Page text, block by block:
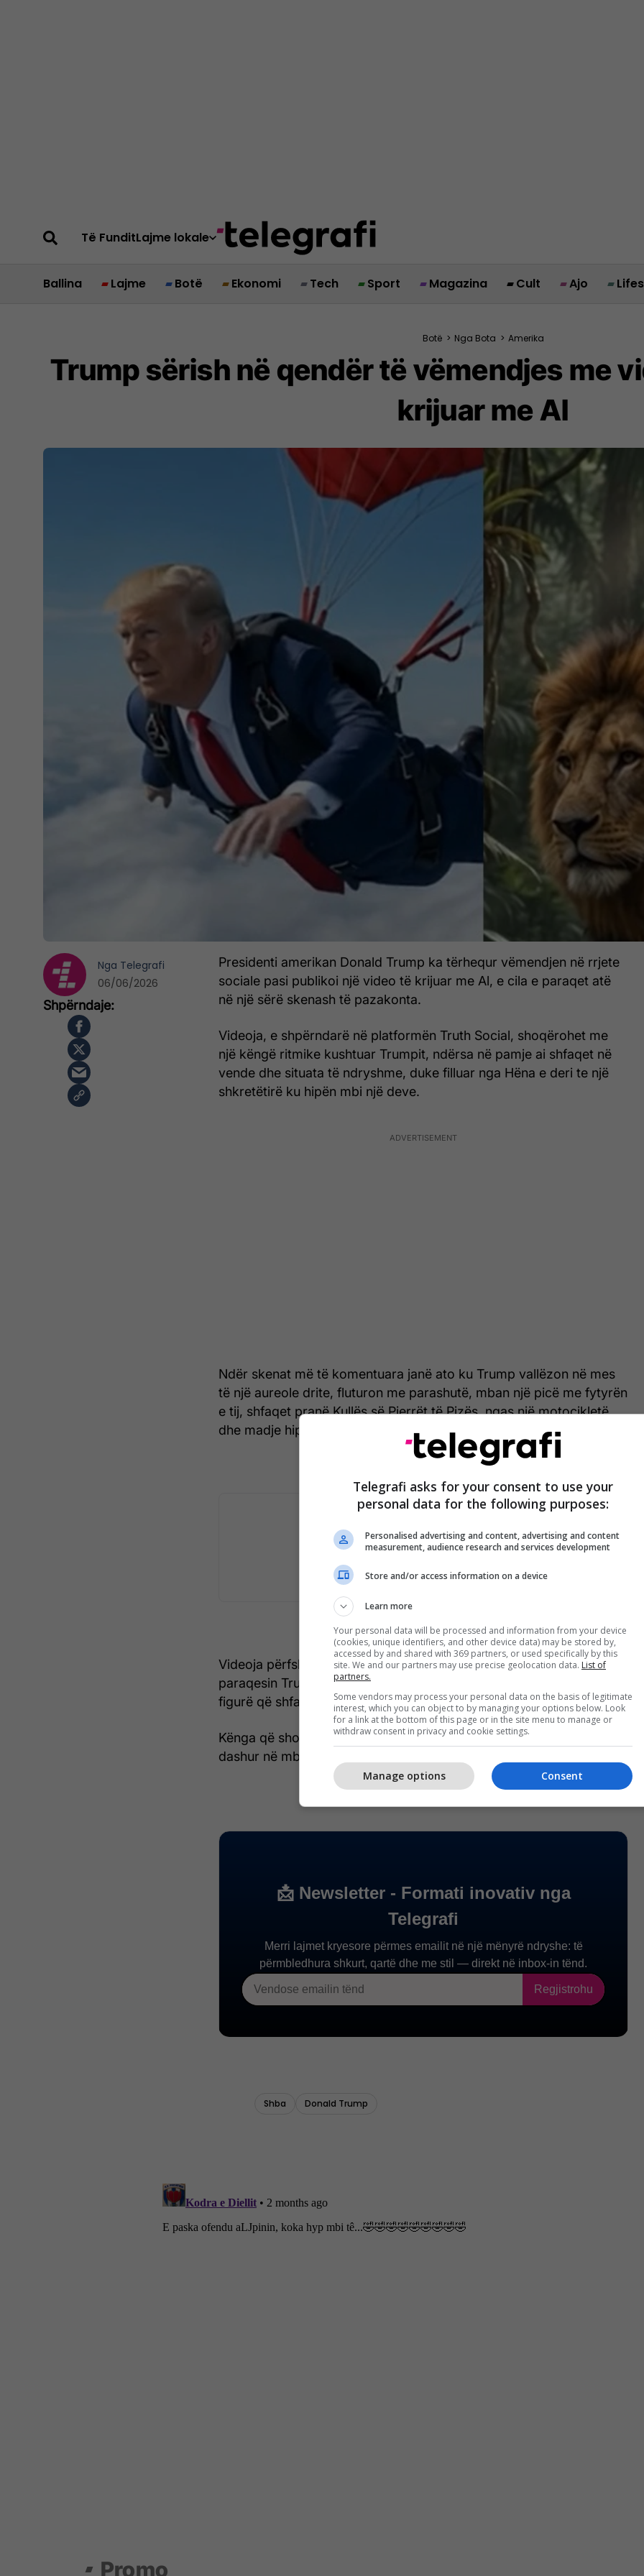
Të FunditLajme lokale
Ballina Lajme Botë Ekonomi Tech Sport Magazina Cult Ajo
Botë > Nga Bota > Amerika
Trump sërish në qendër të vëmendjes me
krijuar me AI
Presidenti amerikan Donald Trump ka tërhequr vëmendjen në rrjete
sociale pasi publikoi një video të krijuar me Al, e cila e paraqet atë
në një sërë skenash të pazakonta.
Videoja, e shpërndarë në platformën Truth Social, shoqërohet me
një këngë ritmike kushtuar Trumpit, ndërsa në pamje ai shfaqet në
vende dhe situata të ndryshme, duke filluar nga Hëna e deri te një
shkretëtirë ku hipën mbi një deve.
Ndër skenat më të komentuara janë ato ku Trump vallëzon në mes
të një aureole drite, fluturon me parashutë, mban një picë me fytyrën
e tij, shfaqet pranë Kullës së Pjerrët të Pizës, ngas një motoçikletë
dhe madje hipën mbi një luan.
Videoja përfshin gjithashtu pamje të gjeneruara nga Al që e
paraqesin Trumpin si personazh anime, prezantues të UFC-së dhe
figurë që shfaqet në qiell si pjesë e Aurorës Boreale.
Kënga që shoqëron videon përsërit mesazhin se Trump është i
dashur në mbarë botën.
Nga Telegrafi
06/06/2026
Telegrafi asks for your consent to use your
personal data for the following purposes:
Personalised advertising and content, advertising and content
measurement, audience research and services development
Store and/or access information on a device
Learn more
Your personal data will be processed and information from your device
(cookies, unique identifiers, and other device data) may be stored by,
accessed by and shared with 369 partners, or used specifically by this
site. We and our partners may use precise geolocation data. List of
partners.
Some vendors may process your personal data on the basis of legitimate
interest, which you can object to by managing your options below. Look
for a link at the bottom of this page or in the site menu to manage or
withdraw consent in privacy and cookie settings.
Consent
Manage options